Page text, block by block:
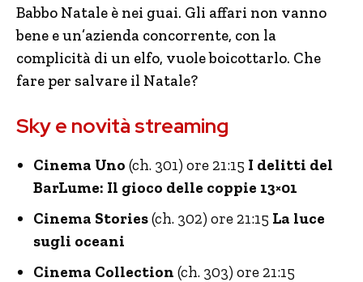
Babbo Natale è nei guai. Gli affari non vanno
bene e un’azienda concorrente, con la
complicità di un elfo, vuole boicottarlo. Che
fare per salvare il Natale?
Sky e novità streaming
Cinema Uno (ch. 301) ore 21:15 I delitti del
BarLume: Il gioco delle coppie 13×01
Cinema Stories(ch. 302) ore 21:15 La luce
sugli oceani
Cinema Collection (ch. 303) ore 21:15